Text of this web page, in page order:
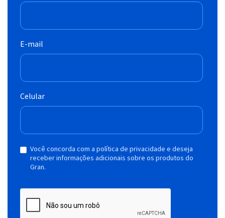
E-mail
Celular
Você concorda com a política de privacidade e deseja
receber informações adicionais sobre os produtos do
Gran.